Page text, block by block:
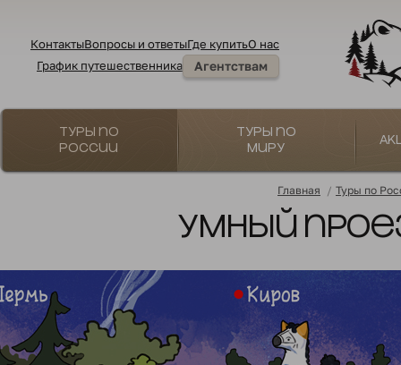
КонтактыВопросы и ответыГде купитьО нас
График путешественника
Агентствам
Туры по
России
Туры по
миру
Главная / Туры по
Умный